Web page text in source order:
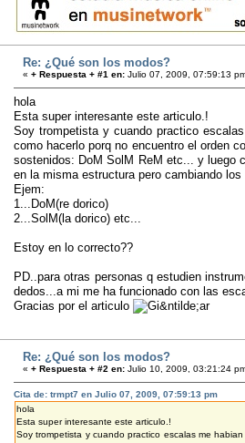
Re: ¿Qué son los modos?
« + Respuesta + #1 en: Julio 07, 2009, 07:59:13
hola
Esta super interesante este articulo.!
Soy trompetista y cuando practico
como hacerlo porq no encuentro el orden
sostenidos: DoM SolM ReM etc... y luego
en la misma estructura pero cambiando los
Ejem:
1...DoM(re dorico)
2...SolM(la dorico) etc...
Estoy en lo correcto??
PD..para otras personas q estudien
dedos...a mi me ha funcionado con las
Gracias por el articulo
Re: ¿Qué son los modos?
« + Respuesta + #2 en: Julio 10, 2009, 03:21:24
Cita de: trmpt7 en Julio 07, 2009, 07:59:13 pm
hola
Esta super interesante este articulo.!
Soy trompetista y cuando practico escalas me